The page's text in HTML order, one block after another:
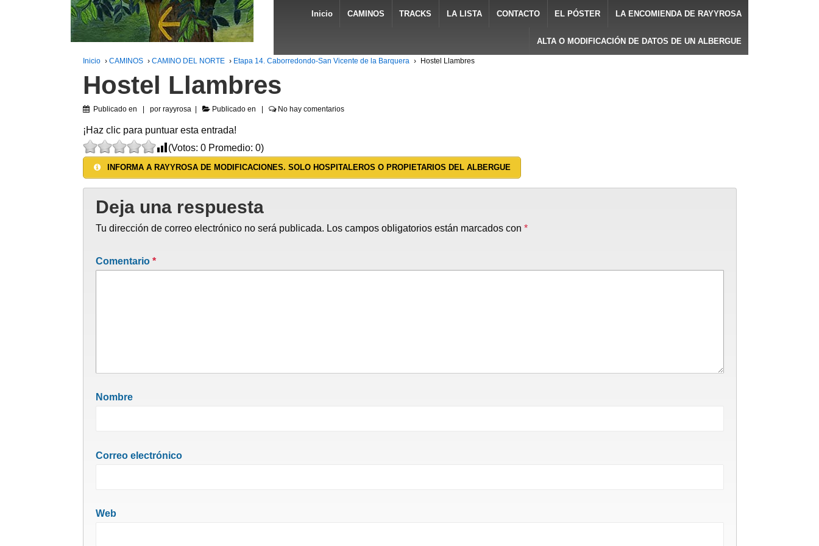
Inicio CAMINOS TRACKS LA LISTA CONTACTO EL PÓSTER LA ENCOMIENDA DE RAYYROSA
ALTA O MODIFICACIÓN DE DATOS DE UN ALBERGUE
Inicio › CAMINOS › CAMINO DEL NORTE › Etapa 14. Caborredondo-San Vicente de la Barquera › Hostel Llambres
Hostel Llambres
Publicado en por rayyrosa Publicado en No hay comentarios
¡Haz clic para puntuar esta entrada!
(Votos: 0Promedio: 0)
INFORMA A RAYYROSA DE MODIFICACIONES. SOLO HOSPITALEROS O PROPIETARIOS DEL ALBERGUE
Deja una respuesta
Tu dirección de correo electrónico no será publicada. Los campos obligatorios están marcados con *
Comentario *
Nombre
Correo electrónico
Web